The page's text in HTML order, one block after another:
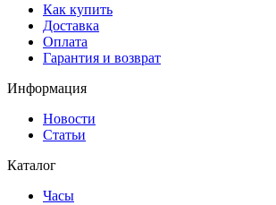
Как купить
Доставка
Оплата
Гарантия и возврат
Информация
Новости
Статьи
Каталог
Часы